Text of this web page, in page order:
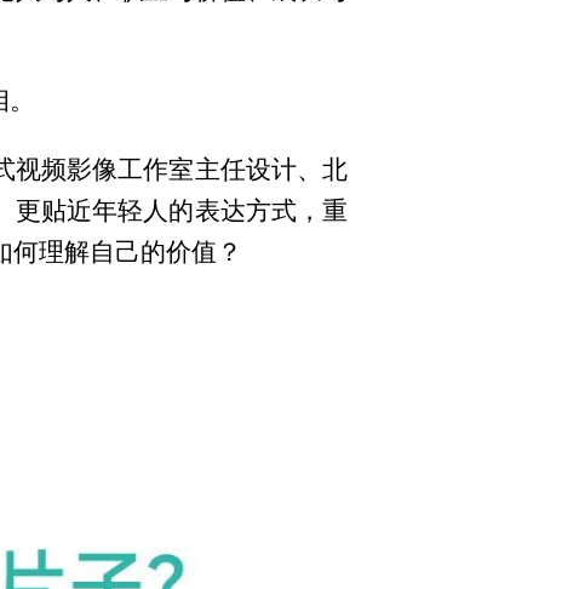
视频影像工作室主任设计、北
更贴近年轻人的表达方式，重
理解自己的价值？